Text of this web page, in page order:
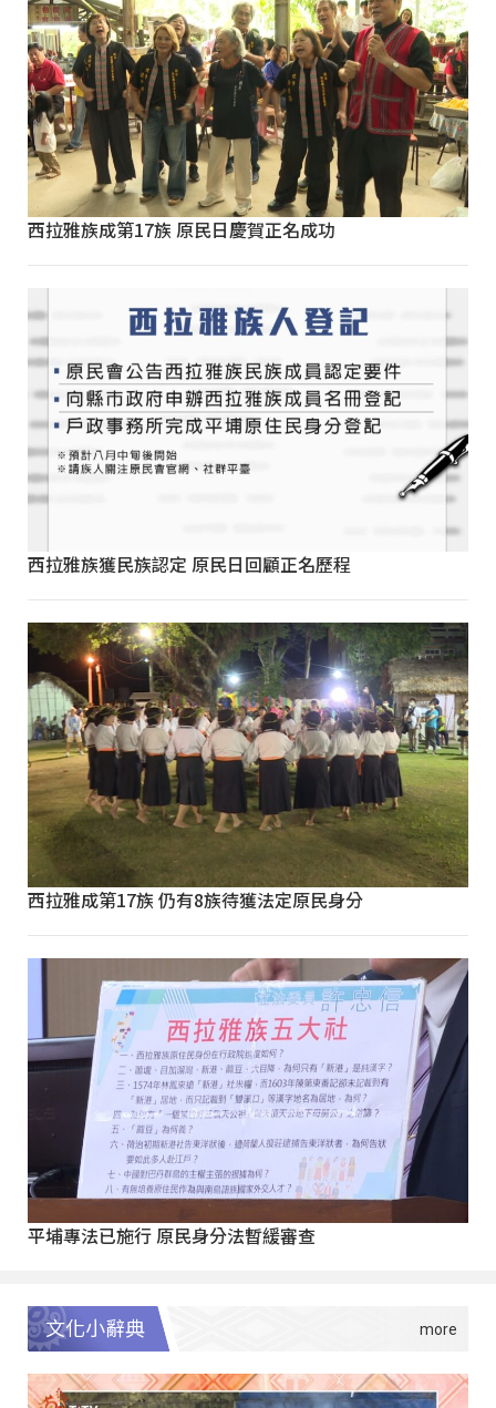
西拉雅族成第17族 原民日慶賀正名成功
西拉雅族獲民族認定 原民日回顧正名歷程
西拉雅成第17族 仍有8族待獲法定原民身分
平埔專法已施行 原民身分法暫緩審查
文化小辭典